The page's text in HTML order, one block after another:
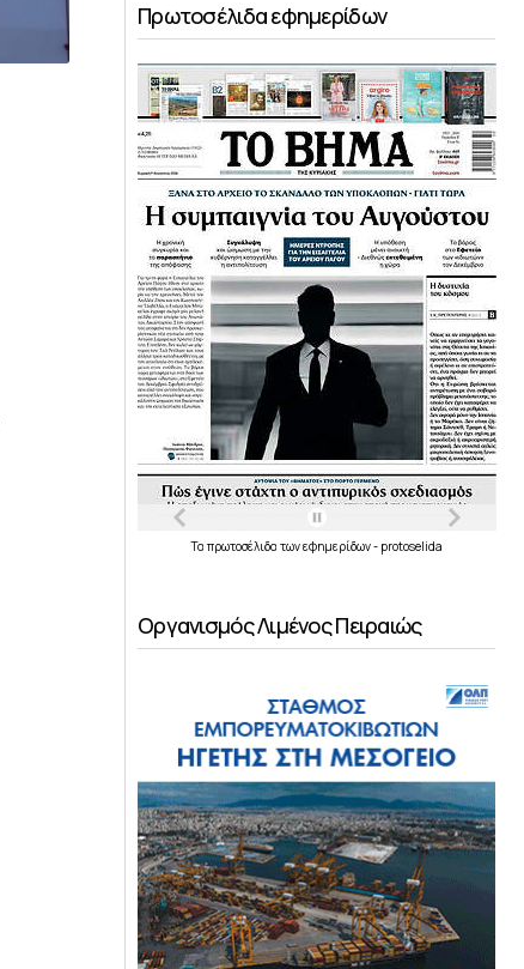
Πρωτοσέλιδα εφημερίδων
Τα πρωτοσέλιδα τωνεφημερίδων- protoselida
Οργανισμός Λιμένος Πειραιώς